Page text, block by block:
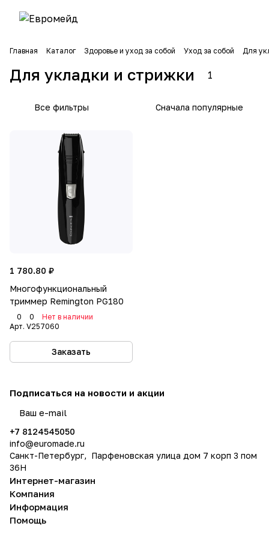
Главная Каталог Здоровье и уход за собой Уход за собой Для
Для укладки и стрижки 1
Все фильтры Сначала популярные
1 780.80 ₽
Многофункциональный
триммер Remington PG180
0 0
Нет в наличии
Арт. V257060
Заказать
Подписаться на новости и акции
+7 8124545050
info@euromade.ru
Санкт-Петербург, Парфеновская улица дом 7 корп 3 пом
36Н
Интернет-магазин
Компания
Информация
Помощь